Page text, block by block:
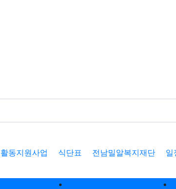
동지원사업 식단표 전남밀알복지재단 일